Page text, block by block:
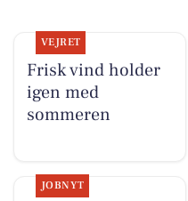
VEJRET
Frisk vind holder
igen med
sommeren
JOBNYT